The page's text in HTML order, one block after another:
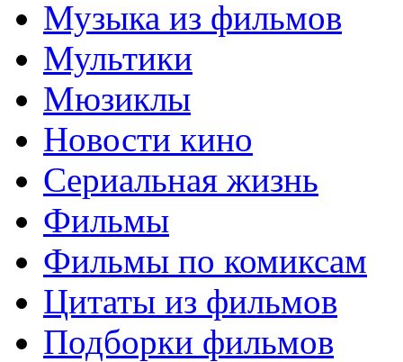
Музыка из фильмов
Мультики
Мюзиклы
Новости кино
Сериальная жизнь
Фильмы
Фильмы по комиксам
Цитаты из фильмов
Подборки фильмов